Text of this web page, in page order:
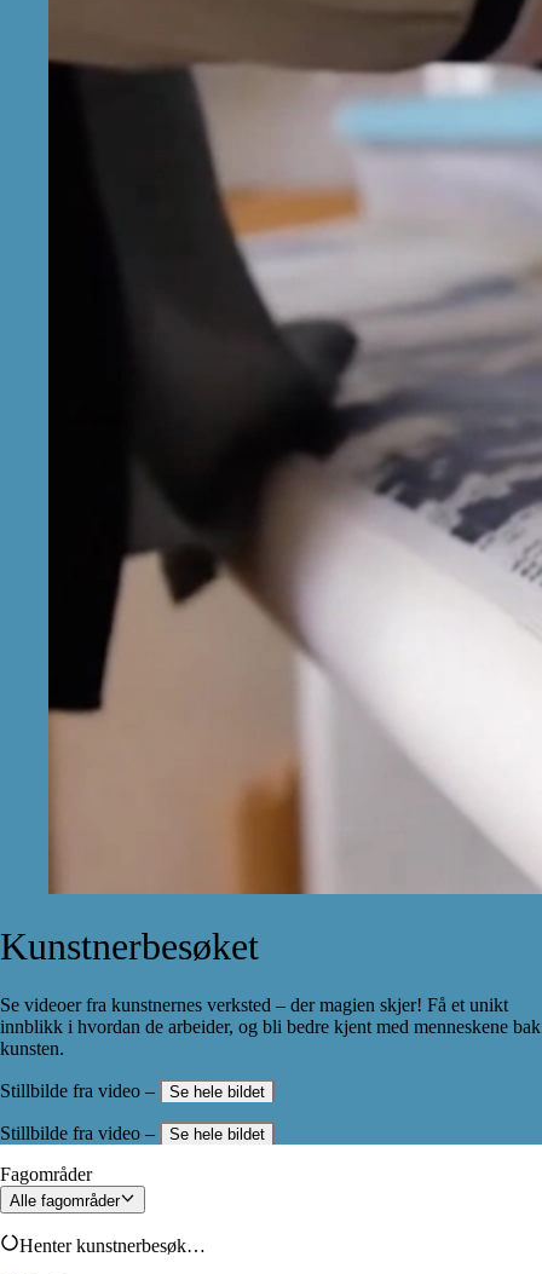
Kunstnerbesøket
Se videoer fra kunstnernes verksted – der magien skjer! Få et unikt
innblikk i hvordan de arbeider, og bli bedre kjent med menneskene bak
kunsten.
Stillbilde fra video – Se hele bildet
Stillbilde fra video – Se hele bildet
Fagområder
Alle fagområder
Henter kunstnerbesøk…